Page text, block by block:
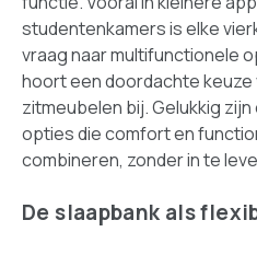
studentenkamers is elke
vraag naar multifunctionele
hoort een doordachte keuze
zitmeubelen bij. Gelukkig
opties die comfort en
combineren, zonder in te
De slaapbank als